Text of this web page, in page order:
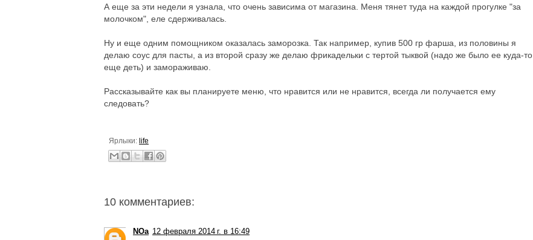
А еще за эти недели я узнала, что очень зависима от магазина. Меня тянет туда на каждой прогулке "за
молочком", еле сдерживалась.
Ну и еще одним помощником оказалась заморозка. Так например, купив 500 гр фарша, из половины я
делаю соус для пасты, а из второй сразу же делаю фрикадельки с тертой тыквой (надо же было ее куда-то
еще деть) и замораживаю.
Рассказывайте как вы планируете меню, что нравится или не нравится, всегда ли получается ему
следовать?
Ярлыки: life
10 комментариев:
NOa 12 февраля 2014 г. в 16:49